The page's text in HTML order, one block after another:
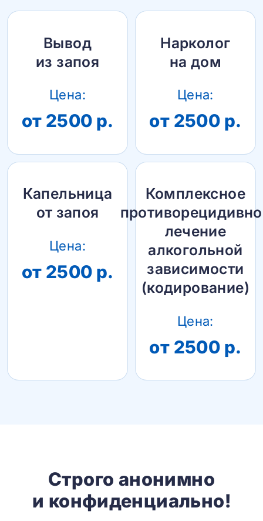
Вывод
из запоя
Цена:
от 2500 р.
Нарколог
на дом
Цена:
от 2500 р.
Капельница
от запоя
Цена:
от 2500 р.
Комплексное
лечение
алкогольной
зависимости
(кодирование)
Цена:
от 2500 р.
Строго анонимно
и конфиденциально!